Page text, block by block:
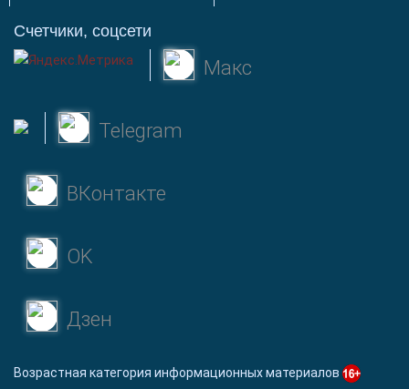
Счетчики, соцсети
Макс
Telegram
ВКонтакте
OK
Дзен
Возрастная категория информационных материалов